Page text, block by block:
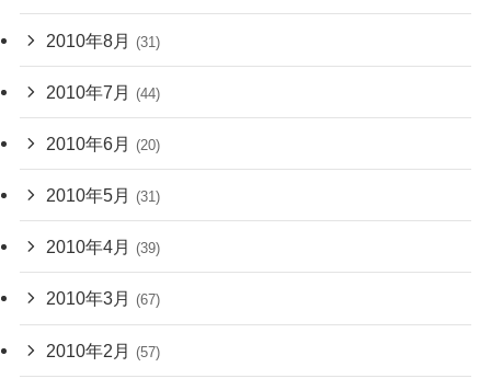
2010年8月 (31)
2010年7月 (44)
2010年6月 (20)
2010年5月 (31)
2010年4月 (39)
2010年3月 (67)
2010年2月 (57)